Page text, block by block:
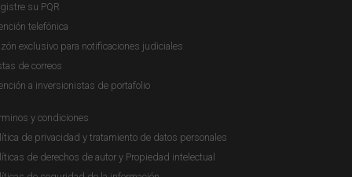
su PQR
telefónica
exclusivo para notificaciones judiciales
de correos
a inversionistas de portafolio
y condiciones
de privacidad y tratamiento de datos personales
de derechos de autor y Propiedad intelectual